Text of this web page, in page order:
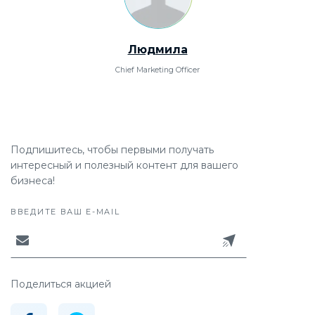
Людмила
Chief Marketing Officer
Подпишитесь, чтобы первыми получать
интересный и полезный контент для вашего
бизнеса!
ВВЕДИТЕ ВАШ E-MAIL
Поделиться акцией